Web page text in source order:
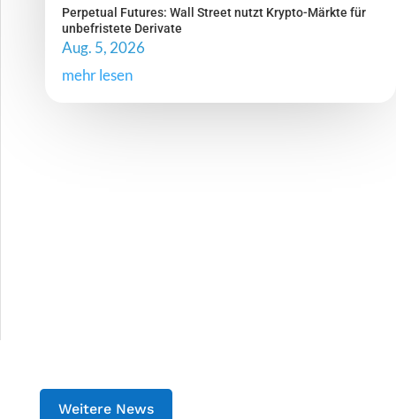
Perpetual Futures: Wall Street nutzt Krypto-Märkte für
unbefristete Derivate
Aug. 5, 2026
mehr lesen
Weitere News